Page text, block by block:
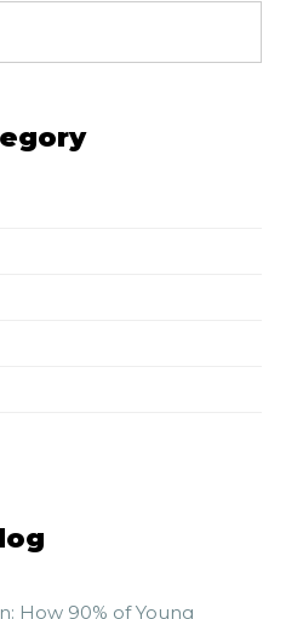
How 90% of Young